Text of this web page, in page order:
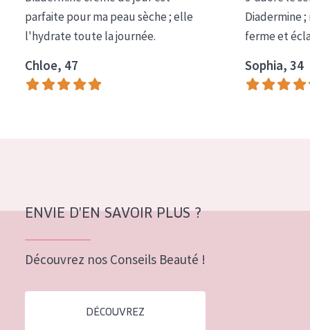
COLLECTION
Essentials
Lift+
Expert
Peau mixte ou grasse
Peau mature
Peau ménopausée
parfaite pour ma peau sèche ; elle
l'hydrate toute la journée.
Chloe, 47
Diadermine
ferme et
Sophia, 34
ENVIE D'EN SAVOIR PLUS ?
Découvrez nos Conseils Beauté !
DÉCOUVREZ